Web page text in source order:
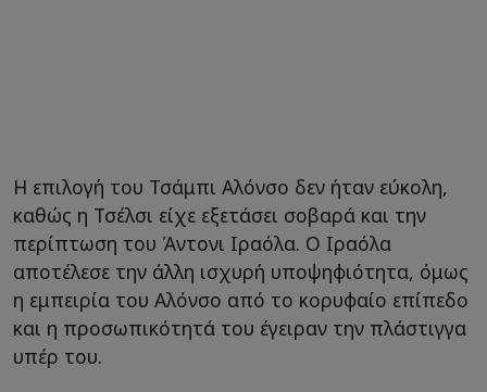
Η επιλογή του Τσάμπι Αλόνσο δεν ήταν εύκολη,
καθώς η Τσέλσι είχε εξετάσει σοβαρά και την
περίπτωση του Άντονι Ιραόλα. Ο Ιραόλα
αποτέλεσε την άλλη ισχυρή υποψηφιότητα, όμως
η εμπειρία του Αλόνσο από το κορυφαίο επίπεδο
και η προσωπικότητά του έγειραν την πλάστιγγα
υπέρ του.